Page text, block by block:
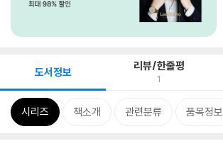
도서정보 리뷰/한줄평
1
시리즈 책소개 관련분류 품목정보